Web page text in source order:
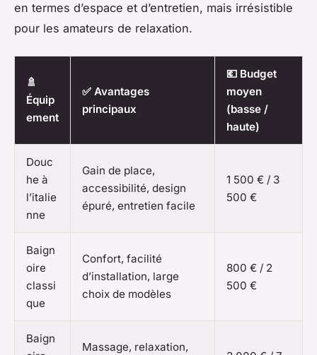
en termes d’espace et d’entretien, mais irrésistible
pour les amateurs de relaxation.
🚿
Équip
ement
✅ Avantages
principaux
💶 Budget
moyen
(basse /
haute)
Douc
he à
l’italie
nne
Gain de place,
accessibilité, design
épuré, entretien facile
1 500 € / 3
500 €
Baign
oire
classi
que
Confort, facilité
d’installation, large
choix de modèles
800 € / 2
500 €
Baign
Massage, relaxation,